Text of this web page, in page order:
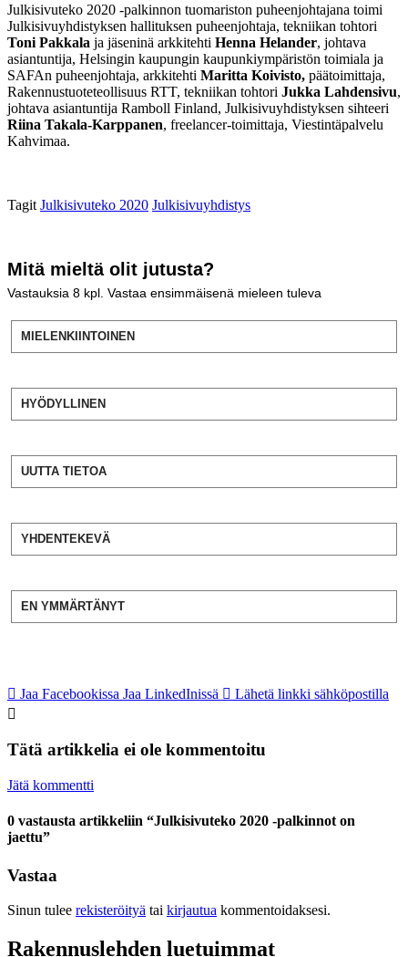
Julkisivuteko 2020 -palkinnon tuomariston puheenjohtajana toimi
Julkisivuyhdistyksen hallituksen puheenjohtaja, tekniikan tohtori
Toni Pakkala ja jäseninä arkkitehti Henna Helander, johtava
asiantuntija, Helsingin kaupungin kaupunkiympäristön toimiala ja
SAFAn puheenjohtaja, arkkitehti Maritta Koivisto, päätoimittaja,
Rakennustuoteteollisuus RTT, tekniikan tohtori Jukka Lahdensivu,
johtava asiantuntija Ramboll Finland, Julkisivuyhdistyksen sihteeri
Riina Takala-Karppanen, freelancer-toimittaja, Viestintäpalvelu
Kahvimaa.
Tagit Julkisivuteko 2020 Julkisivuyhdistys
Mitä mieltä olit jutusta?
Vastauksia 8 kpl. Vastaa ensimmäisenä mieleen tuleva
MIELENKIINTOINEN
HYÖDYLLINEN
UUTTA TIETOA
YHDENTEKEVÄ
EN YMMÄRTÄNYT
Jaa Facebookissa Jaa LinkedInissä Lähetä linkki sähköpostilla
Tätä artikkelia ei ole kommentoitu
Jätä kommentti
0 vastausta artikkeliin “Julkisivuteko 2020 -palkinnot on
jaettu”
Vastaa
Sinun tulee rekisteröityä tai kirjautua kommentoidaksesi.
Rakennuslehden luetuimmat